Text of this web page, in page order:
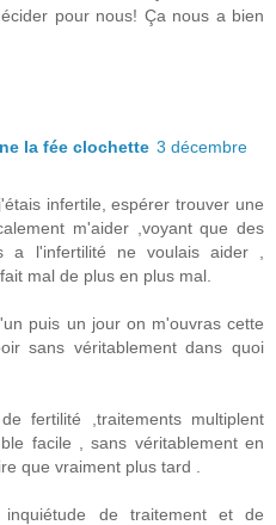
pour nous! Ça nous a bien
la fée clochette 3 décembre
infertile, espérer trouver une
m'aider ,voyant que des
a l'infertilité ne voulais aider ,
mal de plus en plus mal.
puis un jour on m'ouvras cette
sans véritablement dans quoi
fertilité ,traitements multiplent
facile , sans véritablement en
que vraiment plus tard .
inquiétude de traitement et de